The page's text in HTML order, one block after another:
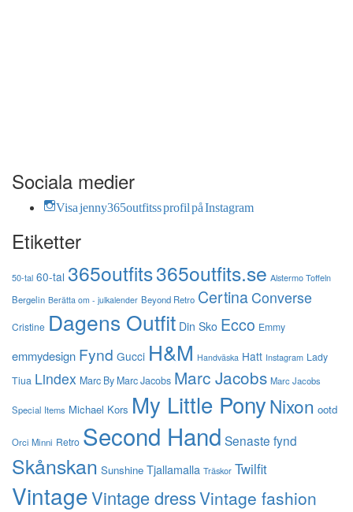
Sociala medier
Visa jenny365outfitss profil på Instagram
Etiketter
50-tal 60-tal 365outfits365outfits.se Alstermo Toffeln
Bergelin Berätta om - julkalender Beyond Retro CertinaConverse
Cristine Dagens Outfit Din Sko Ecco Emmy
emmydesign Fynd Gucci H&M Handväska Hatt Instagram Lady
Tiua Lindex Marc By Marc Jacobs Marc Jacobs Marc Jacobs
Special Items Michael Kors My Little PonyNixon ootd
Orci Minni Retro Second Hand Senaste fynd
Skånskan Sunshine Tjallamalla Träskor Twilfit
VintageVintage dressVintage fashion